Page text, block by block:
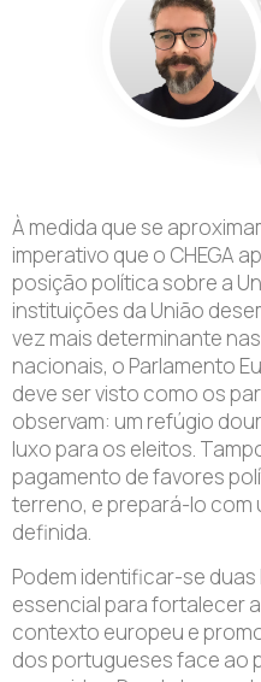
À medida que se
imperativo que o CHEGA
posição política sobre a
instituições da União
vez mais determinante
nacionais, o Parlamento
deve ser visto como os
observam: um refúgio
luxo para os eleitos.
pagamento de favores
terreno, e prepará-lo com
definida.
Podem identificar-se
essencial para fortalecer
contexto europeu e
dos portugueses face ao